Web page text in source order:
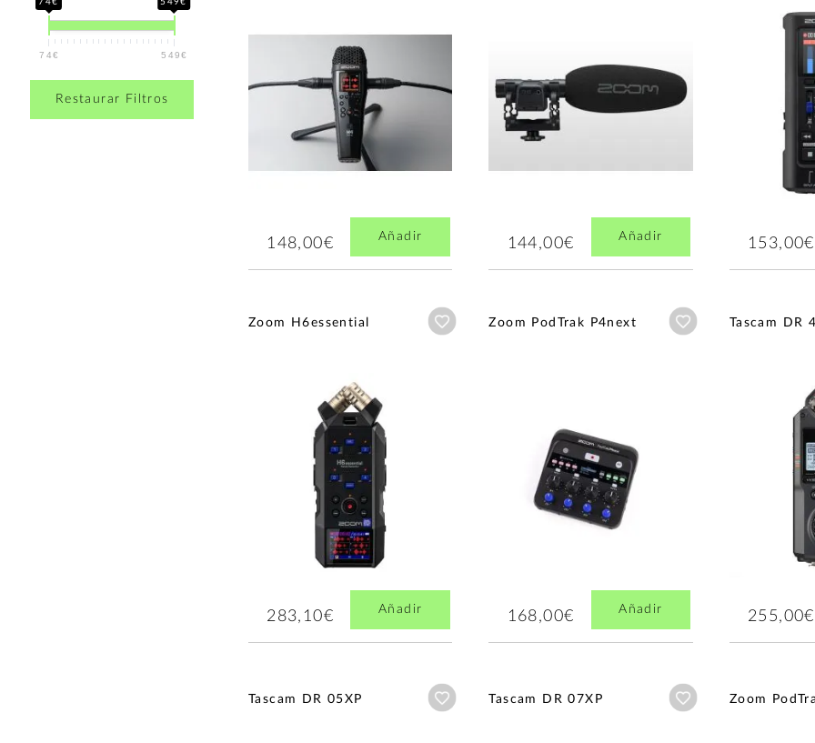
74€ 549€
Restaurar Filtros
148,00€ Añadir 144,00€ Añadir 153,00€
Zoom H6essential Añadir a wishlist
283,10€ Añadir
Zoom PodTrak P4next Añadir a wishlist
168,00€ Añadir
Tascam DR
255,00€
Tascam DR 05XP Añadir a wishlist
Tascam DR 07XP Añadir a wishlist
Zoom